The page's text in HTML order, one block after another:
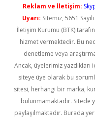
Reklam ve İletişim:
Uyarı: Sitemiz, 5651
İletişim Kurumu (BTK)
hizmet vermektedir. Bu
denetleme veya
Ancak, üyelerimiz
siteye üye olarak bu
sitesi, herhangi bir marka,
bulunmamaktadır. Sitede
paylaşılmaktadır. Burada